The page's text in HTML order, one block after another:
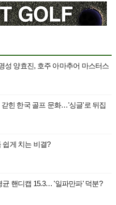
성 양효진, 호주 아마추어 마스터스
갇힌 한국 골프 문화…'싱글'로 뒤집
쉽게 치는 비결?
균 핸디캡 15.3… '일파만파' 덕분?